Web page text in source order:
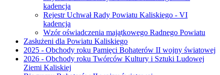
kadencja
Rejestr Uchwał Rady Powiatu Kaliskiego - VI
kadencja
Wzór oświadczenia majątkowego Radnego Powiatu
Zasłużeni dla Powiatu Kaliskiego
2025 - Obchody roku Pamięci Bohaterów II wojny światowej
2026 - Obchody roku Twórców Kultury i Sztuki Ludowej
Ziemi Kaliskiej